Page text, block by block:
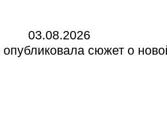
03.08.2026
сюжет о